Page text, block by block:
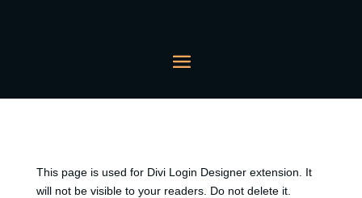
This page is used for Divi Login Designer extension. It
will not be visible to your readers. Do not delete it.